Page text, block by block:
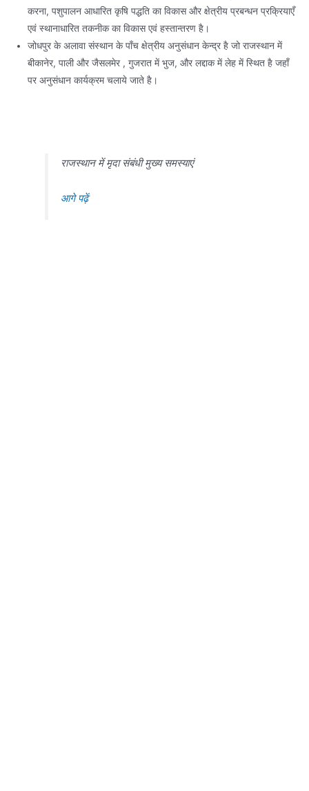
करना, पशुपालन आधारित कृषि पद्धति का विकास और क्षेत्रीय प्रबन्धन प्रक्रियाएँ
एवं स्थानाधारित तकनीक का विकास एवं हस्तान्तरण है।
जोधपुर के अलावा संस्थान के पाँच क्षेत्रीय अनुसंधान केन्द्र है जो राजस्थान में
बीकानेर, पाली और जैसलमेर , गुजरात में भुज, और लद्दाक में लेह में स्थित है जहाँ
पर अनुसंधान कार्यक्रम चलाये जाते है।
राजस्थान में मृदा संबंधी मुख्य समस्याएं
आगे पढ़ें